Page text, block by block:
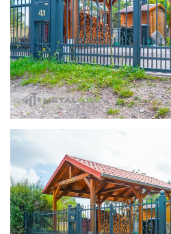
zoom in
zoom in